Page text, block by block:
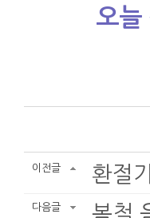
오늘
이전글 환절
다음글 봄철